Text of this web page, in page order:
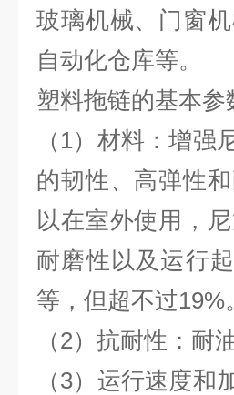
玻璃机械、门窗
自动化仓库等。
塑料拖链的基本参
（1）材料：增
的韧性、高弹性
以在室外使用，
耐磨性以及运行
等，但超不过
（2）抗耐性：耐
（3）运行速度